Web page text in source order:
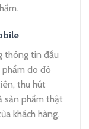
thông tin đầu
do đó
thu hút
sản phẩm thật
khách hàng.